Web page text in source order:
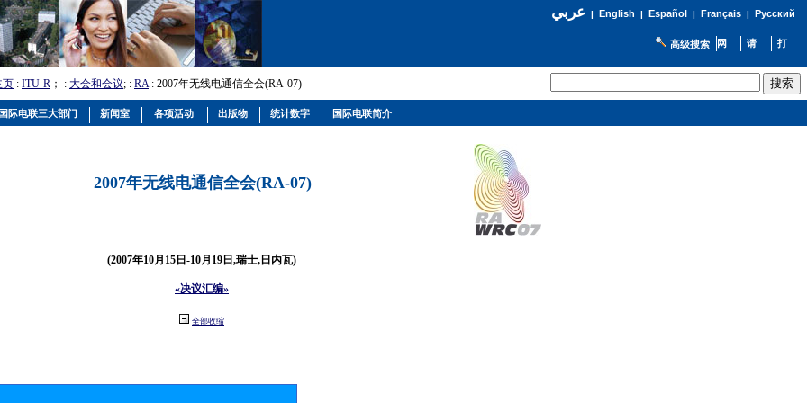
عربي| English | Español | Français| Русский
高级搜索
页 : ITU-R ； : 大会和会议; : RA: 2007年无线电通信全会(RA-07)
2007年无线电通信全会(RA-07)
(2007年10月15日-10月19日,瑞士,日内瓦)
«决议汇编»
全部收缩
际电联三大部门 新闻室 各项活动 出版物 统计数字 国际电联简介